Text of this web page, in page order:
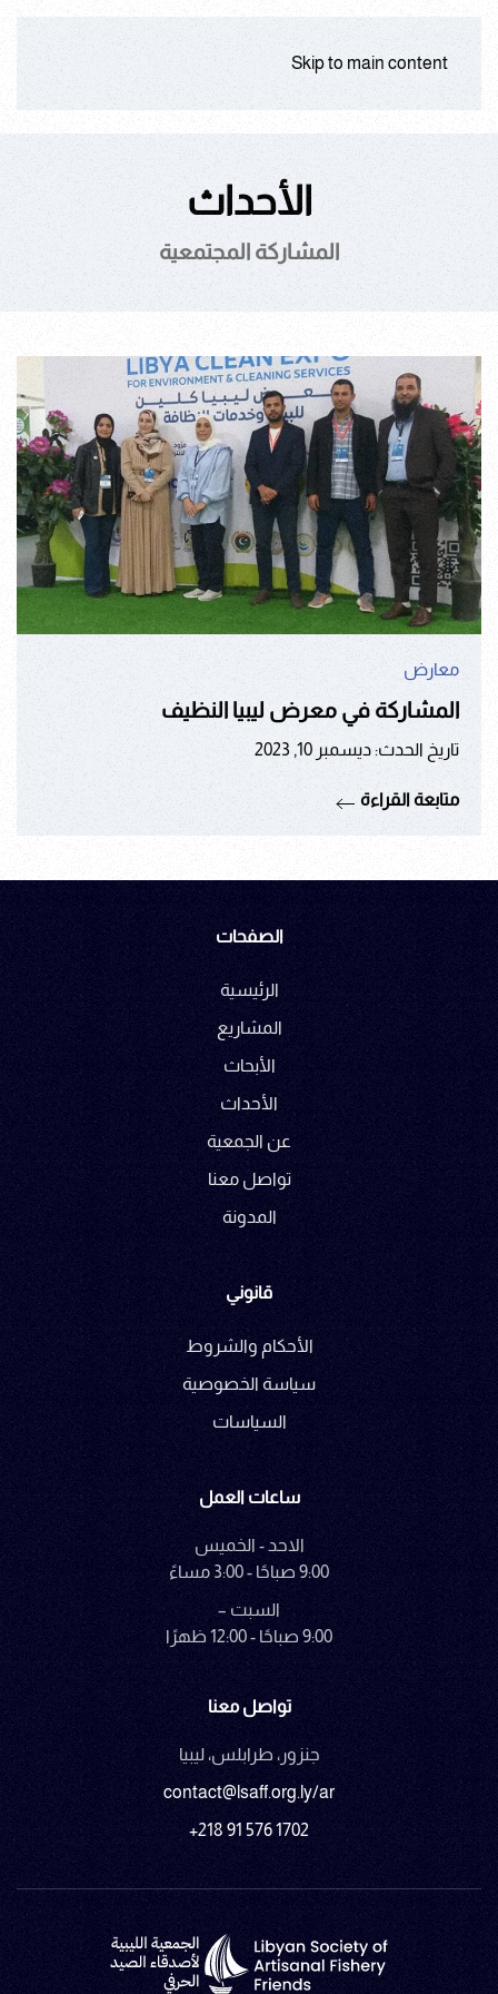
Skip to main content
الأحداث
المشاركة المجتمعية
معارض
المشاركة في معرض ليبيا النظيف
تاريخ الحدث: ديسمبر 10, 2023
متابعة القراءة
الصفحات
الرئيسية
المشاريع
الأبحاث
الأحداث
عن الجمعية
تواصل معنا
المدونة
قانوني
الأحكام والشروط
سياسة الخصوصية
السياسات
ساعات العمل
الاحد - الخميس
9:00 صباحًا - 3:00 مساءً
السبت –
9:00 صباحًا - 12:00 ظهرًا
تواصل معنا
جنزور، طرابلس، ليبيا
contact@lsaff.org.ly/ar
+218 91 576 1702